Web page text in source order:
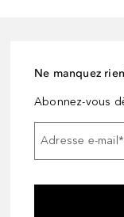
Ne manquez
Abonnez-vous
Adresse e-mail*